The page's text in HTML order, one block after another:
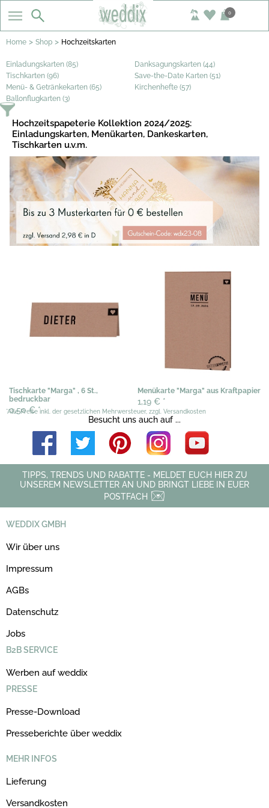
0
Home > Shop > Hochzeitskarten
Einladungskarten (85)
Danksagungskarten (44)
Tischkarten (96)
Save-the-Date Karten (51)
Menü- & Getränkekarten (65)
Kirchenhefte (57)
Ballonflugkarten (3)
Hochzeitspapeterie Kollektion 2024/2025:
Einladungskarten, Menükarten, Dankeskarten,
Tischkarten u.v.m.
Tischkarte "Marga" , 6 St.,
bedruckbar
0,50 €*
Menükarte "Marga" aus Kraftpapier
1,19 € *
*Alle Preise inkl. der gesetzlichen Mehrwersteuer, zzgl. Versandkosten
Besucht uns auch auf ...
TIPPS, TRENDS UND RABATTE - MELDET EUCH HIER ZU
UNSEREM NEWSLETTER AN UND BRINGT LIEBE IN EUER
POSTFACH
WEDDIX GMBH
Wir über uns
Impressum
AGBs
Datenschutz
Jobs
B2B SERVICE
Werben auf weddix
PRESSE
Presse-Download
Presseberichte über weddix
MEHR INFOS
Lieferung
Versandkosten